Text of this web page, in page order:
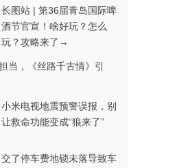
长图站 | 第36届青岛国际啤
酒节官宣！啥好玩？怎么
玩？攻略来了→
当，《丝路千古情》引
小米电视地震预警误报，别
让救命功能变成“狼来了”
交了停车费地锁未落导致车